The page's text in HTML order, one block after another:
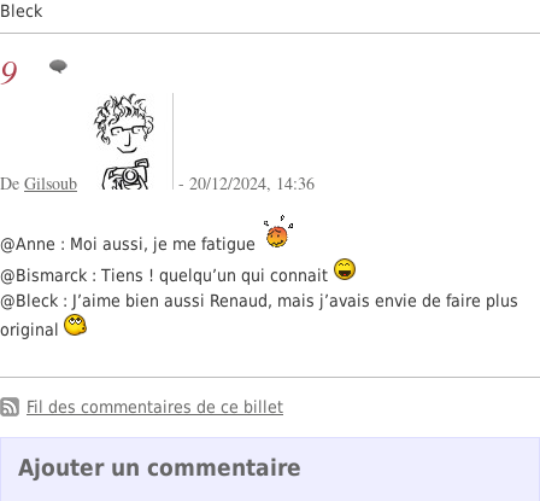
Bleck
9
De Gilsoub - 20/12/2024, 14:36
@Anne : Moi aussi, je me fatigue
@Bismarck : Tiens ! quelqu’un qui connait
@Bleck : J’aime bien aussi Renaud, mais j’avais envie de faire plus
original
Fil des commentaires de ce billet
Ajouter un commentaire